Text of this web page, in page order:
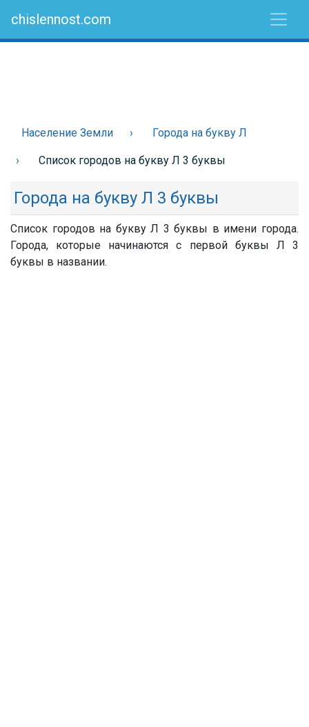
chislennost.com
Население Земли Города на букву Л
Список городов на букву Л 3 буквы
Города на букву Л 3 буквы
Список городов на букву Л 3 буквы в имени города.
Города, которые начинаются с первой буквы Л 3
буквы в названии.